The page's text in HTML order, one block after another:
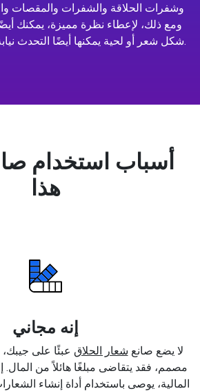
وشفرات الحلاقة والشفرات والمقصات
ومع ذلك، لإعطاء نظرة مميزة، يمكنك
شكل شعر أو لحية يمكنها أيضًا التحدث نيابة عن علامتك التجارية.
أسباب استخدام
هذا
إنه مجاني
لا يضع صانع شعار الحلاق عبئًا على
مصمم، فقد يتقاضى مبلغًا هائلاً من
المالية، يوصى باستخدام أداة إنشاء